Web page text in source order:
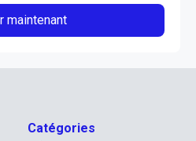
maintenant
Catégories